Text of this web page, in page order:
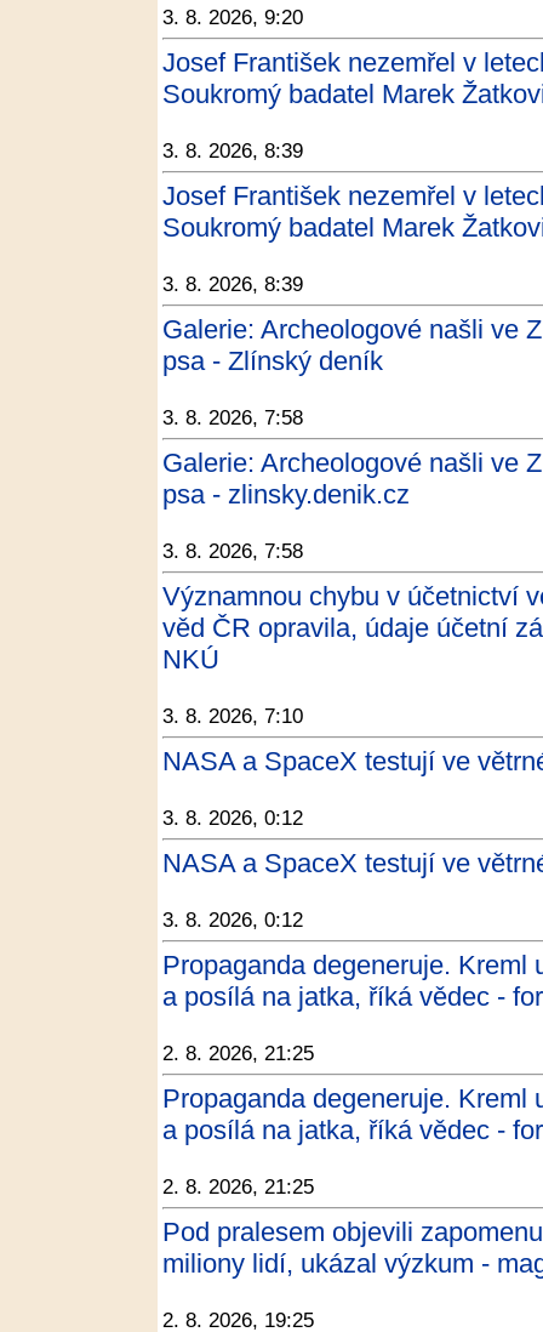
3. 8. 2026, 9:20
Josef František nezemřel v
Soukromý badatel Marek
3. 8. 2026, 8:39
Josef František nezemřel v
Soukromý badatel Marek
3. 8. 2026, 8:39
Galerie: Archeologové našli ve
psa - Zlínský deník
3. 8. 2026, 7:58
Galerie: Archeologové našli ve
psa - zlinsky.denik.cz
3. 8. 2026, 7:58
Významnou chybu v účetnictví
věd ČR opravila, údaje účetní
NKÚ
3. 8. 2026, 7:10
NASA a SpaceX testují ve
3. 8. 2026, 0:12
NASA a SpaceX testují ve
3. 8. 2026, 0:12
Propaganda degeneruje.
a posílá na jatka, říká vědec -
2. 8. 2026, 21:25
Propaganda degeneruje.
a posílá na jatka, říká vědec -
2. 8. 2026, 21:25
Pod pralesem objevili
miliony lidí, ukázal výzkum -
2. 8. 2026, 19:25